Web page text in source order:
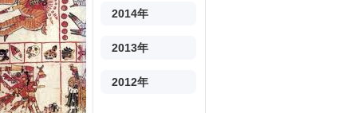
2014年
2013年
2012年